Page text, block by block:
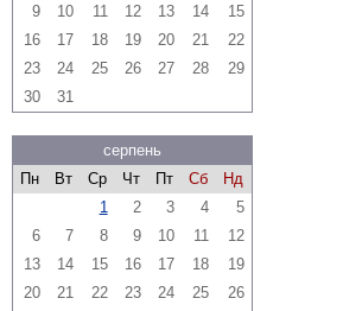
9
10 11 12 13 14
15
16
17 18 19 20 21
22
23
24 25 26 27 28
29
30
31
серпень
Пн
Вт Ср Чт Пт Сб
Нд
1
2 3 4
5
6
7 8 9 10 11
12
13
14 15 16 17 18
19
20
21 22 23 24 25
26